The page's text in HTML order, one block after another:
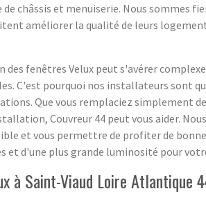
châssis et menuiserie. Nous sommes
améliorer la qualité de leurs
fenêtres Velux peut s'avérer
C'est pourquoi nos installateurs sont
Que vous remplaciez simplement
Couvreur 44 peut vous aider.
et vous permettre de profiter de
et d'une plus grande luminosité pour
à Saint-Viaud Loire Atlantique